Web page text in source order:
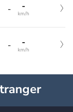
- -
km/h
- -
km/h